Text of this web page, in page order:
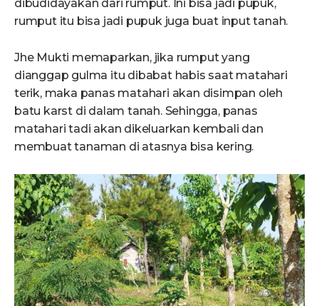
dibudidayakan dari rumput. Ini bisa jadi pupuk,
rumput itu bisa jadi pupuk juga buat input tanah.
Jhe Mukti memaparkan, jika rumput yang
dianggap gulma itu dibabat habis saat matahari
terik, maka panas matahari akan disimpan oleh
batu karst di dalam tanah. Sehingga, panas
matahari tadi akan dikeluarkan kembali dan
membuat tanaman di atasnya bisa kering.